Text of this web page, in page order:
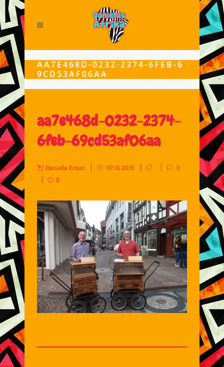
AA7E468D-0232-2374-6FEB-6
9CD53AF06AA
aa7e468d-0232-2374-
6feb-69cd53af06aa
Daniela Ernst 07.11.2015
0
0